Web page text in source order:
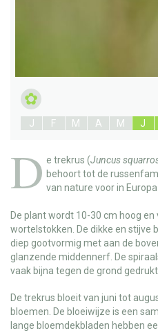
J F M A M J
D etrekrus (Juncus
behoort tot de
van nature voor in
De plant wordt 10-30 cm hoog
wortelstokken. De dikke en stijve
diep gootvormig met aan de
glanzende middennerf. De
vaak bijna tegen de grond gedrukt.
De trekrus bloeit van juni tot
bloemen. De bloeiwijze is een
lange bloemdekbladen hebben